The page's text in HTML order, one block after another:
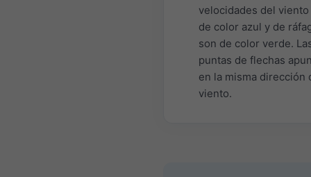
velocidades del
de color azul y de
son de color verde.
puntas de flechas
en la misma dirección
viento.